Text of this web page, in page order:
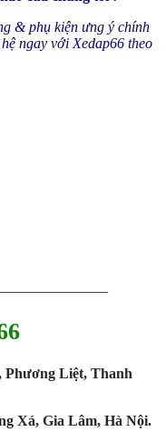
& phụ kiện ưng ý chính
ngay với Xedap66 theo
Phương Liệt, Thanh
Xá, Gia Lâm, Hà Nội.